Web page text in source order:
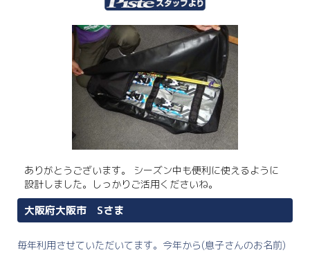
ありがとうございます。 シーズン中も便利に使えるように
設計しました。しっかりご活用くださいね。
大阪府大阪市 Sさま
毎年利用させていただいてます。今年から(息子さんのお名前)